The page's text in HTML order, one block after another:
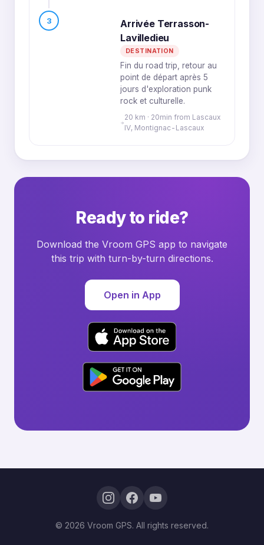
3
Arrivée Terrasson-
Lavilledieu
DESTINATION
Fin du road trip, retour au
point de départ après 5
jours d'exploration punk
rock et culturelle.
20 km · 20min from Lascaux
IV, Montignac-Lascaux
Ready to ride?
Download the Vroom GPS app to navigate
this trip with turn-by-turn directions.
Open in App
© 2026 Vroom GPS. All rights reserved.